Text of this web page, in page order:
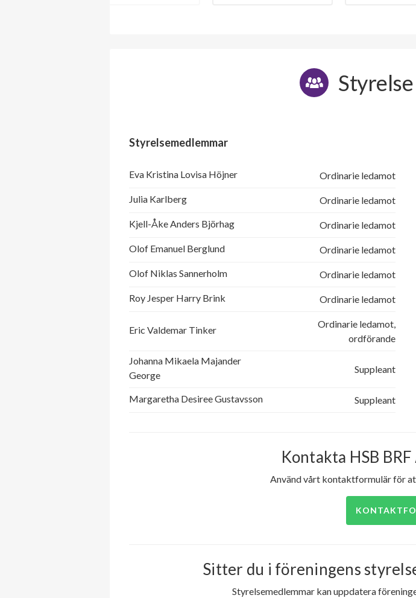
Styrelsemedlemmar
Eva Kristina Lovisa Höjner Ordinarie ledamot
Julia Karlberg Ordinarie ledamot
Kjell-Åke Anders Björhag Ordinarie ledamot
Olof Emanuel Berglund Ordinarie ledamot
Olof Niklas Sannerholm Ordinarie ledamot
Roy Jesper Harry Brink Ordinarie ledamot
Eric Valdemar Tinker
Ordinarie ledamot,
ordförande
Johanna Mikaela Majander
George
Suppleant
Margaretha Desiree Gustavsson Suppleant
Kontakta HSB
Använd vårt kontaktformulär för
Sitter du i föreningens
Styrelsemedlemmar kan uppdatera